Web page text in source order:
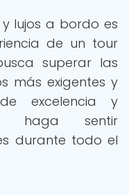
lujos a bordo es
de un tour
superar las
más exigentes y
excelencia y
haga sentir
durante todo el